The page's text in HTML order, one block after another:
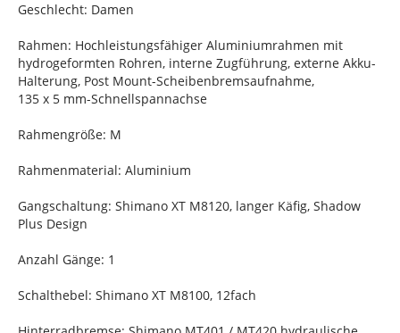
Geschlecht: Damen
Rahmen: Hochleistungsfähiger Aluminiumrahmen mit
hydrogeformten Rohren, interne Zugführung, externe Akku-
Halterung, Post Mount-Scheibenbremsaufnahme,
135 x 5 mm-Schnellspannachse
Rahmengröße: M
Rahmenmaterial: Aluminium
Gangschaltung: Shimano XT M8120, langer Käfig, Shadow
Plus Design
Anzahl Gänge: 1
Schalthebel: Shimano XT M8100, 12fach